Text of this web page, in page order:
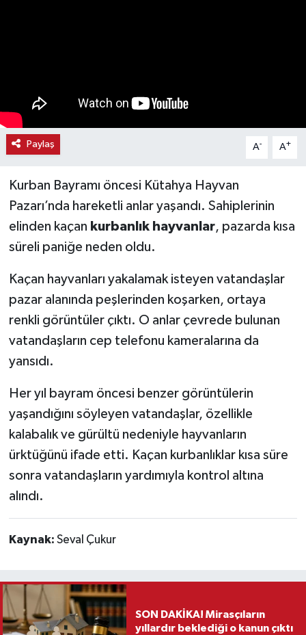
Paylaş A- A+
Kurban Bayramı öncesi Kütahya Hayvan
Pazarı’nda hareketli anlar yaşandı. Sahiplerinin
elinden kaçan kurbanlık hayvanlar, pazarda kısa
süreli paniğe neden oldu.
Kaçan hayvanları yakalamak isteyen vatandaşlar
pazar alanında peşlerinden koşarken, ortaya
renkli görüntüler çıktı. O anlar çevrede bulunan
vatandaşların cep telefonu kameralarına da
yansıdı.
Her yıl bayram öncesi benzer görüntülerin
yaşandığını söyleyen vatandaşlar, özellikle
kalabalık ve gürültü nedeniyle hayvanların
ürktüğünü ifade etti. Kaçan kurbanlıklar kısa süre
sonra vatandaşların yardımıyla kontrol altına
alındı.
Kaynak: Seval Çukur
SON DAKİKA! Mirasçıların
yıllardır beklediği o kanun çıktı
Sağlık
Seri İlan
Spor
Teknoloji
Vasıta
Vefat Haberleri
Yaşam